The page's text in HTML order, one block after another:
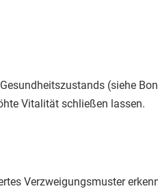
(siehe
Vitalität schließen lassen.
Verzweigungsmuster